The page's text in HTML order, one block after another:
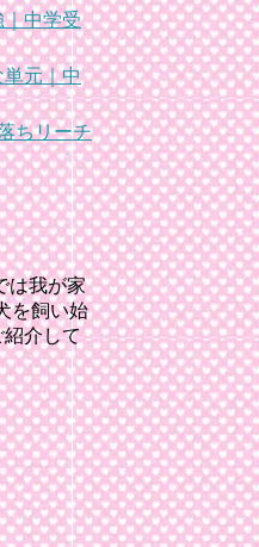
｜中学受
単元｜中
ちリーチ
は我が家
を飼い始
紹介して